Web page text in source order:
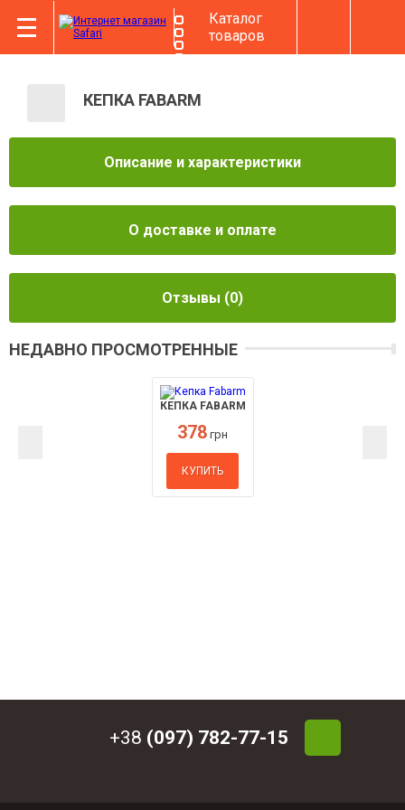
Каталог
товаров
КЕПКА FABARM
Описание и характеристики
О доставке и оплате
Отзывы (0)
НЕДАВНО ПРОСМОТРЕННЫЕ
КЕПКА FABARM
378 грн
КУПИТЬ
+38 (097) 782-77-15